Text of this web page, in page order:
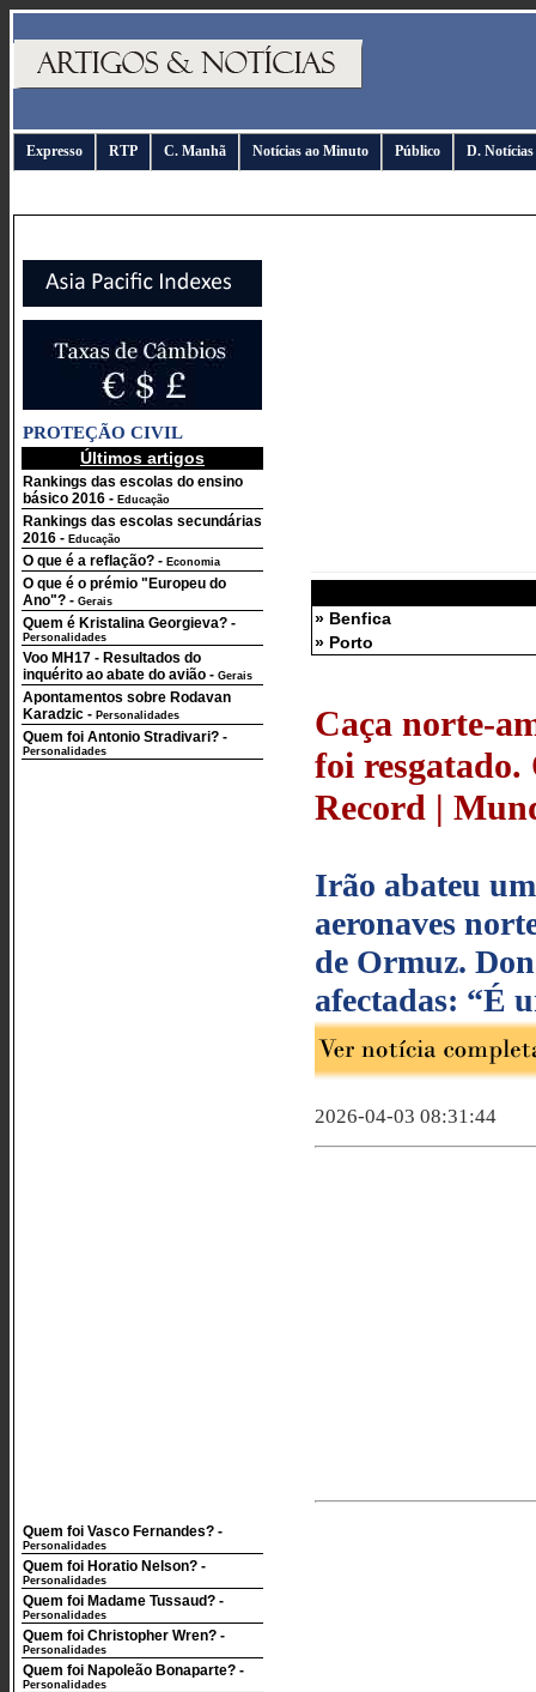
Expresso RTP C. Manhã Notícias ao Minuto Público D. Notícias
PROTEÇÃO CIVIL
Últimos artigos
Rankings das escolas do ensino
básico 2016 - Educação
Rankings das escolas secundárias
2016 - Educação
O que é a reflação? - Economia
O que é o prémio "Europeu do
Ano"? - Gerais
Quem é Kristalina Georgieva? -
Personalidades
Voo MH17 - Resultados do
inquérito ao abate do avião - Gerais
Apontamentos sobre Rodavan
Karadzic - Personalidades
Quem foi Antonio Stradivari? -
Personalidades
Quem foi Vasco Fernandes? -
Personalidades
Quem foi Horatio Nelson? -
Personalidades
Quem foi Madame Tussaud? -
Personalidades
Quem foi Christopher Wren? -
Personalidades
Quem foi Napoleão Bonaparte? -
Personalidades
» Benfica
» Porto
Caça norte-
foi
Record |
Irão abateu
aeronaves
de Ormuz.
afectadas: “É
2026-04-03 08:31:44